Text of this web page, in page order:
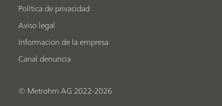
Política de privacidad
Aviso legal
Informacion de la empresa
Canal denuncia
© Metrohm AG 2022-2026